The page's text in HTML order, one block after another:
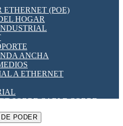
[VDF]
SSR
POTENCIA
(POE)
HOGAR
ANCHA
A ETHERNET
SOBRE CABLE COBRE
PODER